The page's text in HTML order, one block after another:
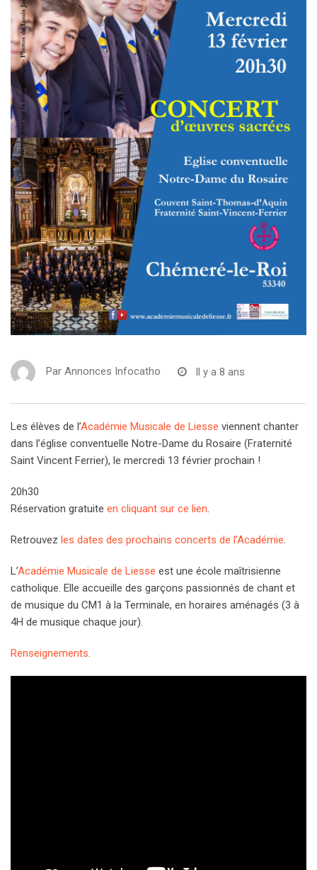
Par Annonces Infocatho Il y a 8 ans
Les élèves de l’Académie Musicale de Liesse viennent chanter
dans l’église conventuelle Notre-Dame du Rosaire (Fraternité
Saint Vincent Ferrier), le mercredi 13 février prochain !
20h30
Réservation gratuite en cliquant sur ce lien.
Retrouvez les dates des prochains concerts de l’Académie.
L’Académie Musicale de Liesse est une école maîtrisienne
catholique. Elle accueille des garçons passionnés de chant et
de musique du CM1 à la Terminale, en horaires aménagés (3 à
4H de musique chaque jour).
Renseignements.